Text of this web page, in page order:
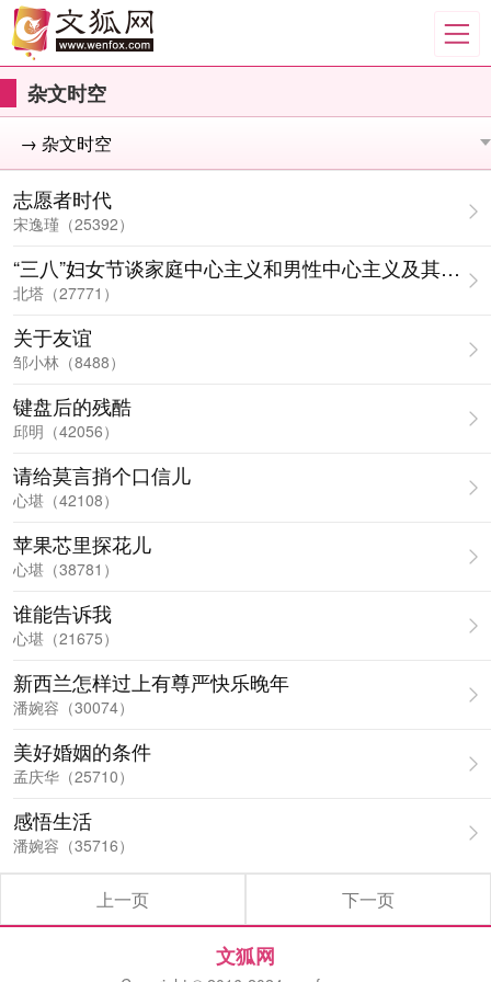
杂文时空
志愿者时代
宋逸瑾（25392）
“三八”妇女节谈家庭中心主义和男性中心主义及其破除
北塔（27771）
关于友谊
邹小林（8488）
键盘后的残酷
邱明（42056）
请给莫言捎个口信儿
心堪（42108）
苹果芯里探花儿
心堪（38781）
谁能告诉我
心堪（21675）
新西兰怎样过上有尊严快乐晚年
潘婉容（30074）
美好婚姻的条件
孟庆华（25710）
感悟生活
潘婉容（35716）
上一页 下一页
文狐网